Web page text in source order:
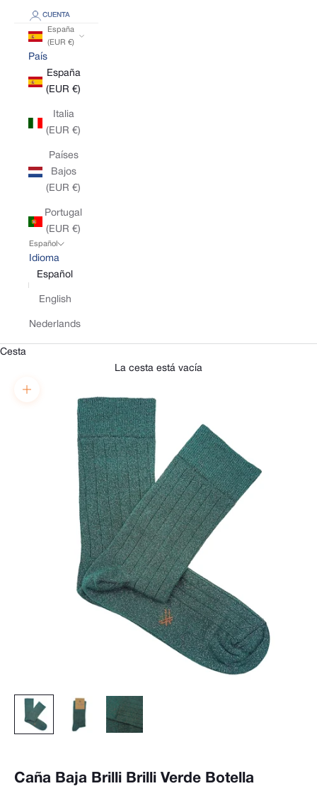
CUENTA
España
(EUR €)
País
España
(EUR €)
Italia
(EUR €)
Países
Bajos
(EUR €)
Portugal
(EUR €)
Español
Idioma
Español
English
Nederlands
Cesta
La cesta está vacía
Caña Baja Brilli Brilli Verde Botella